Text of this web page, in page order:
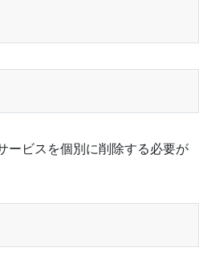
ービスを個別に削除する必要が